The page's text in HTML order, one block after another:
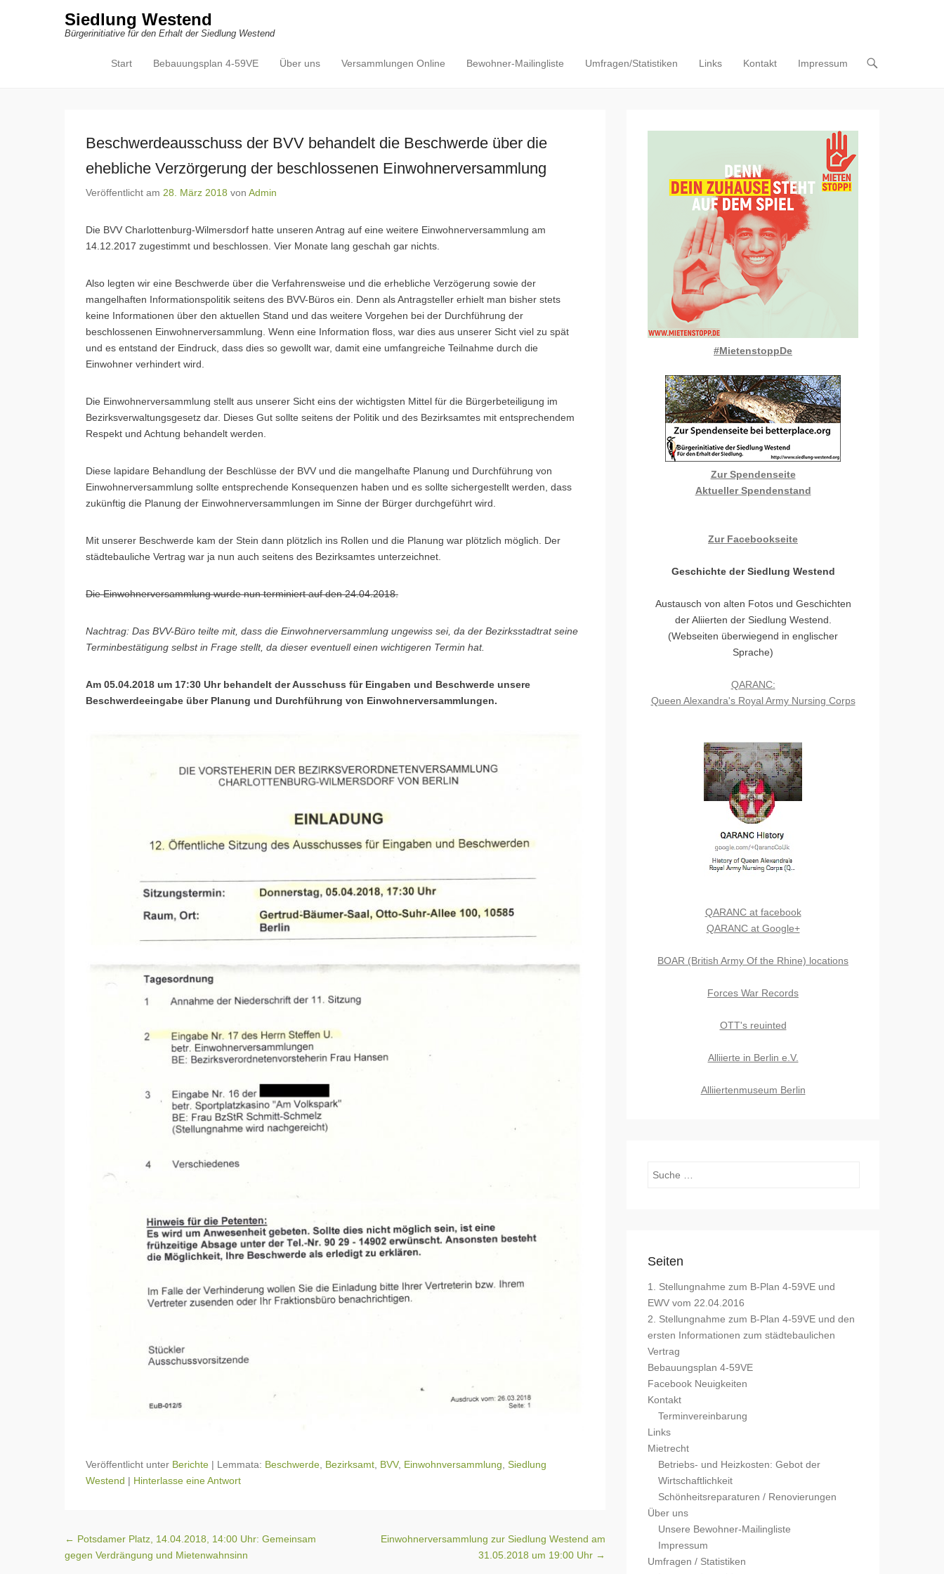
Siedlung Westend
Bürgerinitiative für den Erhalt der Siedlung Westend
Primäres Menü
Zum Inhalt springen
Start Bebauungsplan 4-59VE Über uns Versammlungen Online Bewohner-Mailingliste Umfragen/Statistiken Links Kontakt Impressum
Beschwerdeausschuss der BVV behandelt die Beschwerde über die
ehebliche Verzörgerung der beschlossenen Einwohnerversammlung
Veröffentlicht am 28. März 2018 von Admin
Die BVV Charlottenburg-Wilmersdorf hatte unseren Antrag auf eine weitere Einwohnerversammlung am
14.12.2017 zugestimmt und beschlossen. Vier Monate lang geschah gar nichts.
Also legten wir eine Beschwerde über die Verfahrensweise und die erhebliche Verzögerung sowie der
mangelhaften Informationspolitik seitens des BVV-Büros ein. Denn als Antragsteller erhielt man bisher stets
keine Informationen über den aktuellen Stand und das weitere Vorgehen bei der Durchführung der
beschlossenen Einwohnerversammlung. Wenn eine Information floss, war dies aus unserer Sicht viel zu spät
und es entstand der Eindruck, dass dies so gewollt war, damit eine umfangreiche Teilnahme durch die
Einwohner verhindert wird.
Die Einwohnerversammlung stellt aus unserer Sicht eins der wichtigsten Mittel für die Bürgerbeteiligung im
Bezirksverwaltungsgesetz dar. Dieses Gut sollte seitens der Politik und des Bezirksamtes mit entsprechendem
Respekt und Achtung behandelt werden.
Diese lapidare Behandlung der Beschlüsse der BVV und die mangelhafte Planung und Durchführung von
Einwohnerversammlung sollte entsprechende Konsequenzen haben und es sollte sichergestellt werden, dass
zukünftig die Planung der Einwohnerversammlungen im Sinne der Bürger durchgeführt wird.
Mit unserer Beschwerde kam der Stein dann plötzlich ins Rollen und die Planung war plötzlich möglich. Der
städtebauliche Vertrag war ja nun auch seitens des Bezirksamtes unterzeichnet.
Die Einwohnerversammlung wurde nun terminiert auf den 24.04.2018.
Nachtrag: Das BVV-Büro teilte mit, dass die Einwohnerversammlung ungewiss sei, da der Bezirksstadtrat seine
Terminbestätigung selbst in Frage stellt, da dieser eventuell einen wichtigeren Termin hat.
Am 05.04.2018 um 17:30 Uhr behandelt der Ausschuss für Eingaben und Beschwerde unsere
Beschwerdeeingabe über Planung und Durchführung von Einwohnerversammlungen.
Veröffentlicht unter Berichte | Lemmata: Beschwerde Bezirksamt BVV, Einwohnversammlung Siedlung
Westend | Hinterlasse eine Antwort
Beitragsnavigation
← Potsdamer Platz, 14.04.2018, 14:00 Uhr: Gemeinsam
gegen Verdrängung und Mietenwahnsinn
Einwohnerversammlung zur Siedlung Westend am
31.05.2018 um 19:00 Uhr →
#MietenstoppDe
Zur Spendenseite
Aktueller Spendenstand
Zur Facebookseite
Geschichte der Siedlung Westend
Austausch von alten Fotos und Geschichten
der Aliierten der Siedlung Westend.
(Webseiten überwiegend in englischer
Sprache)
QARANC:
Queen Alexandra's Royal Army Nursing Corps
QARANC at facebook
QARANC at Google+
BOAR (British Army Of the Rhine) locations
Forces War Records
OTT's reuinted
Alliierte in Berlin e.V.
Alliiertenmuseum Berlin
Suchen
Seiten
1. Stellungnahme zum B-Plan 4-59VE und
EWV vom 22.04.2016
2. Stellungnahme zum B-Plan 4-59VE und den
ersten Informationen zum städtebaulichen
Vertrag
Bebauungsplan 4-59VE
Facebook Neuigkeiten
Kontakt
Terminvereinbarung
Links
Mietrecht
Betriebs- und Heizkosten: Gebot der
Wirtschaftlichkeit
Schönheitsreparaturen / Renovierungen
Über uns
Unsere Bewohner-Mailingliste
Impressum
Umfragen / Statistiken